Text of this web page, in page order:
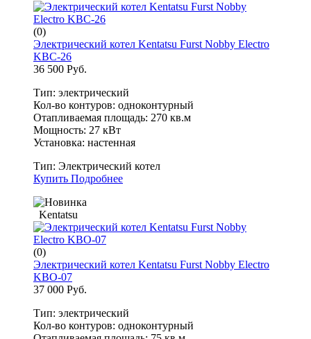
(0)
Электрический котел Kentatsu Furst Nobby Electro
KBC-26
36 500 Руб.
Тип: электрический
Кол-во контуров: одноконтурный
Отапливаемая площадь: 270 кв.м
Мощность: 27 кВт
Установка: настенная
Тип: Электрический котел
Купить Подробнее
Kentatsu
(0)
Электрический котел Kentatsu Furst Nobby Electro
KBO-07
37 000 Руб.
Тип: электрический
Кол-во контуров: одноконтурный